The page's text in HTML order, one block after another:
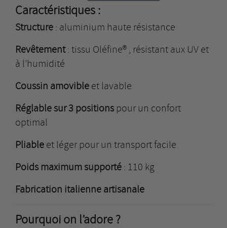
Caractéristiques :
Structure : aluminium haute résistance
Revêtement: tissu Oléfine® , résistant aux UV et
à l’humidité
Coussin amovible et lavable
Réglable sur 3 positions pour un confort
optimal
Pliable et léger pour un transport facile
Poids maximum supporté : 110 kg
Fabrication italienne artisanale
Pourquoi on l’adore ?